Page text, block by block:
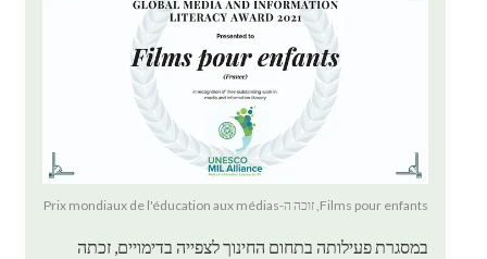
Films pour enfants, זוכה ה-Prix mondiaux de l'éducation aux médias
במסגרת פעילותה בתחום החינוך לצפייה בדימויים, זכתה